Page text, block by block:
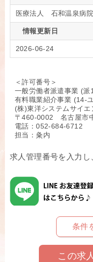
医療法人 石和温泉病院
情報更新日
2026-06-24
＜許可番号＞
一般労働者派遣事業 (
有料職業紹介事業 (14-
(株)東洋システムサイ
〒460-0002 名古屋市
電話：052-684-6712
担当：粂内
求人管理番号を入力し
条件
この求